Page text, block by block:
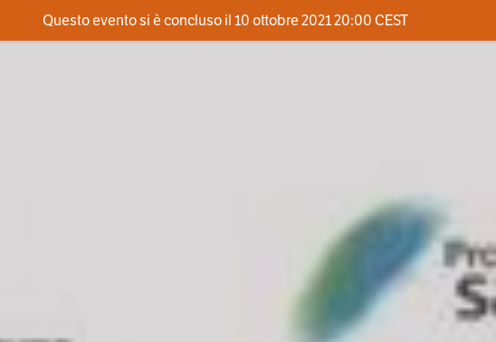
Questo evento si è concluso il 10 ottobre 2021 20:00 CEST